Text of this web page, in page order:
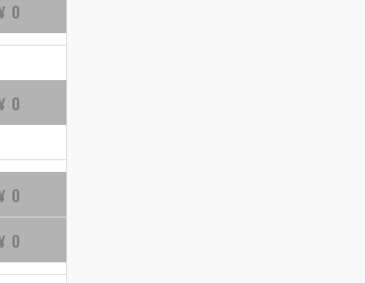
0
0
0
0